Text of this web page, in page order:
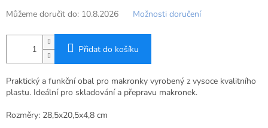
Můžeme doručit do: 10.8.2026 Možnosti doručení
Přidat do košíku
Praktický a funkční obal pro makronky vyrobený z vysoce kvalitního
plastu. Ideální pro skladování a přepravu makronek.
Rozměry: 28,5x20,5x4,8 cm